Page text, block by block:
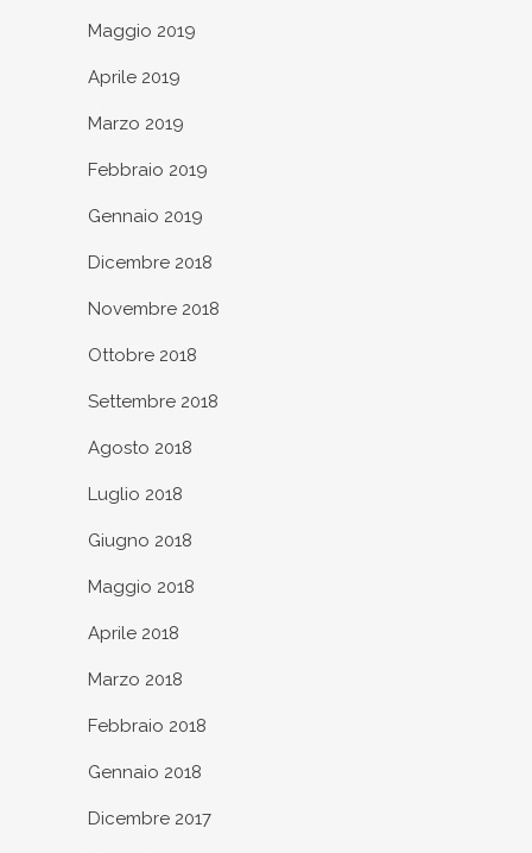
Maggio 2019
Aprile 2019
Marzo 2019
Febbraio 2019
Gennaio 2019
Dicembre 2018
Novembre 2018
Ottobre 2018
Settembre 2018
Agosto 2018
Luglio 2018
Giugno 2018
Maggio 2018
Aprile 2018
Marzo 2018
Febbraio 2018
Gennaio 2018
Dicembre 2017